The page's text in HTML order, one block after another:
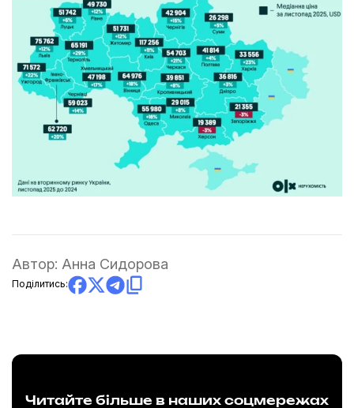
Автор: Анна Сидорова
Поділитись:
Читайте більше в наших соцмережах